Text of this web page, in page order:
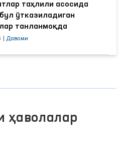
таҳлили асосида
ўтказиладиган
танланмоқда
Давоми
ҳаволалар